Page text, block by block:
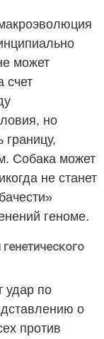
может
счет
но
границу,
Собака может
не станет
геноме.
удар по
о
против